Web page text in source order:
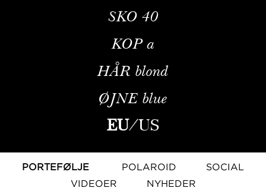
SKO 40
KOP a
HÅR blond
ØJNE blue
EU/US
PORTEFØLJE POLAROID
SOCIAL
VIDEOER
NYHEDER